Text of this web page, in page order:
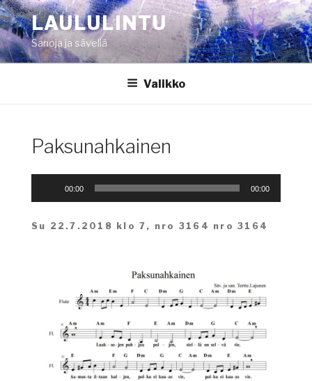
Siirry
sisältöönLAULULINTU
Sanoja ja säveliä
Valikko
Paksunahkainen
Äänitoistin
00:00 00:00
Su 22.7.2018 klo 7, nro 3164 nro 3164